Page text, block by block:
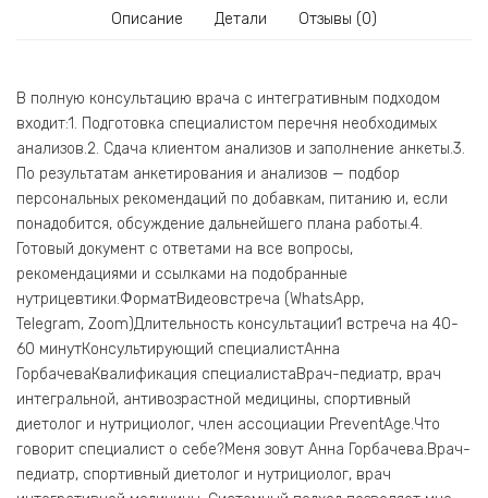
Описание Детали Отзывы (0)
В полную консультацию врача с интегративным подходом
входит:1. Подготовка специалистом перечня необходимых
анализов.2. Сдача клиентом анализов и заполнение анкеты.3.
По результатам анкетирования и анализов — подбор
персональных рекомендаций по добавкам, питанию и, если
понадобится, обсуждение дальнейшего плана работы.4.
Готовый документ с ответами на все вопросы,
рекомендациями и ссылками на подобранные
нутрицевтики.ФорматВидеовстреча (WhatsApp,
Telegram, Zoom)Длительность консультации1 встреча на 40-
60 минутКонсультирующий специалистАнна
ГорбачеваКвалификация специалистаВрач-педиатр, врач
интегральной, антивозрастной медицины, спортивный
диетолог и нутрициолог, член ассоциации PreventAge.Что
говорит специалист о себе?Меня зовут Анна Горбачева.Врач-
педиатр, спортивный диетолог и нутрициолог, врач